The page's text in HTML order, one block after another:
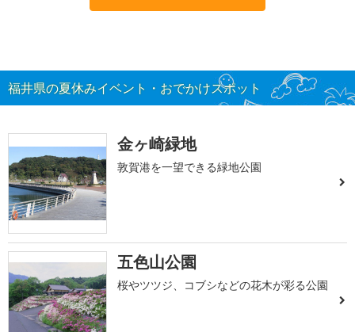
福井県の夏休みイベント・おでかけスポット
金ヶ崎緑地
敦賀港を一望できる緑地公園
五色山公園
桜やツツジ、コブシなどの花木が彩る公園